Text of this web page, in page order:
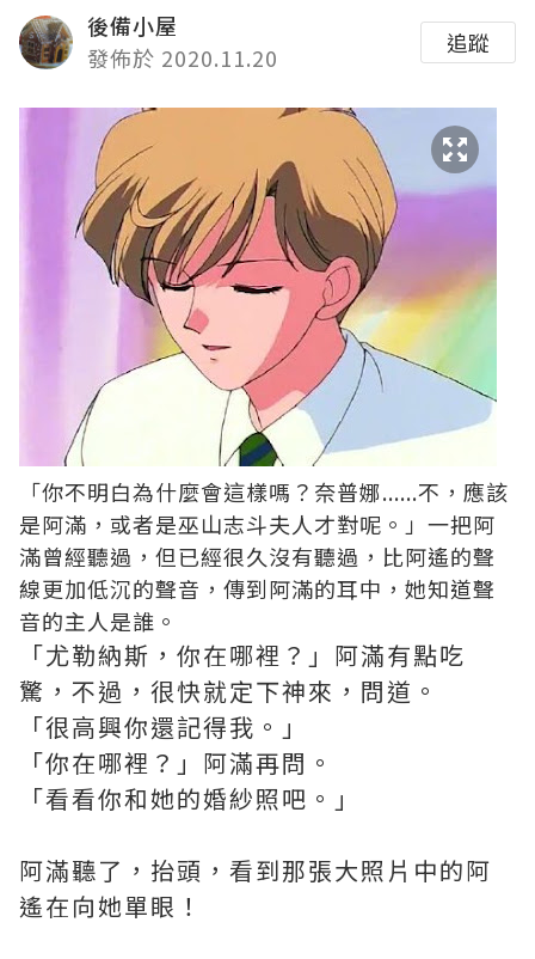
後備小屋
發佈於 2020.11.20
追蹤
「你不明白為什麼會這樣嗎？奈普娜......不，應該
是阿滿，或者是巫山志斗夫人才對呢。」一把阿
滿曾經聽過，但已經很久沒有聽過，比阿遙的聲
線更加低沉的聲音，傳到阿滿的耳中，她知道聲
音的主人是誰。
「尤勒納斯，你在哪裡？」阿滿有點吃
驚，不過，很快就定下神來，問道。
「很高興你還記得我。」
「你在哪裡？」阿滿再問。
「看看你和她的婚紗照吧。」
阿滿聽了，抬頭，看到那張大照片中的阿
遙在向她單眼！